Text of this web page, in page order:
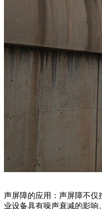
声屏障的应用：声屏障不仅
业设备具有噪声衰减的影